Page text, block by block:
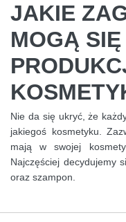
JAKIE
MOGĄ
Nie da się ukryć, że
jakiegoś kosmetyku.
mają w swojej
Najczęściej decydujemy
oraz szampon.